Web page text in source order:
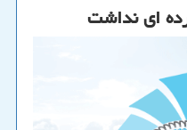
ای نداشت